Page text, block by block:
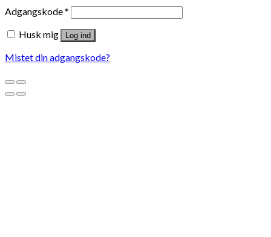
Adgangskode*
Husk mig
Log ind
Mistet din adgangskode?